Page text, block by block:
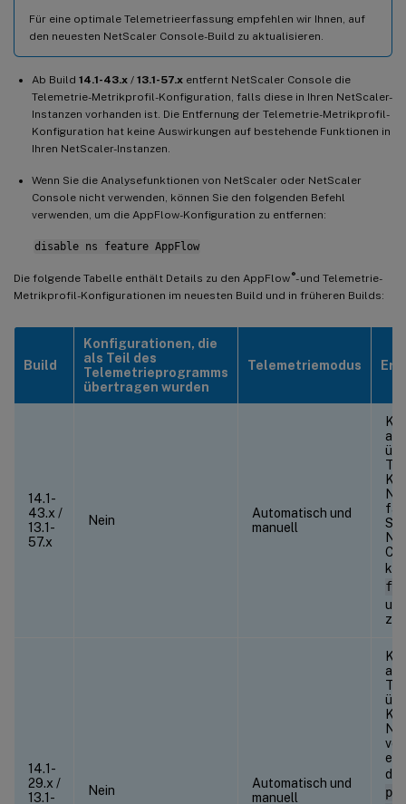
Für eine optimale Telemetrieerfassung empfehlen wir Ihnen, auf
den neuesten NetScaler Console-Build zu aktualisieren.
Ab Build 14.1-43.x / 13.1-57.x entfernt NetScaler Console die
Telemetrie-Metrikprofil-Konfiguration, falls diese in Ihren NetScaler-
Instanzen vorhanden ist. Die Entfernung der Telemetrie-Metrikprofil-
Konfiguration hat keine Auswirkungen auf bestehende Funktionen in
Ihren NetScaler-Instanzen.
Wenn Sie die Analysefunktionen von NetScaler oder NetScaler
Console nicht verwenden, können Sie den folgenden Befehl
verwenden, um die AppFlow-Konfiguration zu entfernen:
disable ns feature AppFlow
Die folgende Tabelle enthält Details zu den AppFlow ®- und Telemetrie-
Metrikprofil-Konfigurationen im neuesten Build und in früheren Builds:
Build
Konfigurationen, die
als Teil des
Telemetrieprogramms
übertragen wurden
Telemetriemodus
14.1-
43.x /
13.1-
57.x
Nein
Automatisch und
manuell
an
zu
14.1-
29.x /
13.1-
Nein
Automatisch und
manuell
als